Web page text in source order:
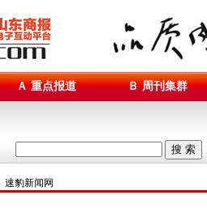
Ａ 重点报道 Ｂ 周刊集群
搜 索
速豹新闻网